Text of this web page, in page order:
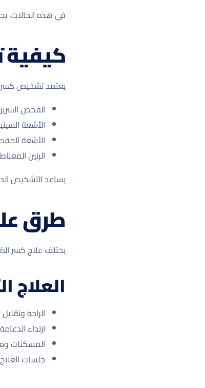
في هذه الحالات،
يعتمد تشخيص كسر
الفحص
الأشعة
الأشعة
الرنين
يساعد التشخيص
طرق
يختلف علاج كسر
العلاج
الراحة
ارتداء
المسكنات
جلسات